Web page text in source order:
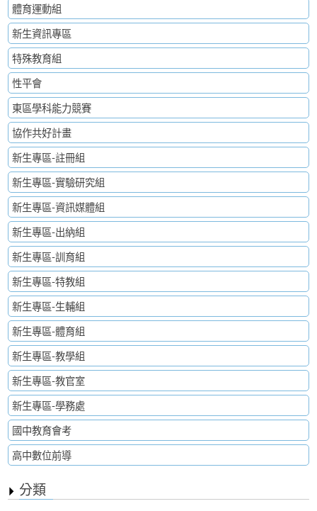
體育運動組
新生資訊專區
特殊教育組
性平會
東區學科能力競賽
協作共好計畫
新生專區-註冊組
新生專區-實驗研究組
新生專區-資訊媒體組
新生專區-出納組
新生專區-訓育組
新生專區-特教組
新生專區-生輔組
新生專區-體育組
新生專區-教學組
新生專區-教官室
新生專區-學務處
國中教育會考
高中數位前導
分類